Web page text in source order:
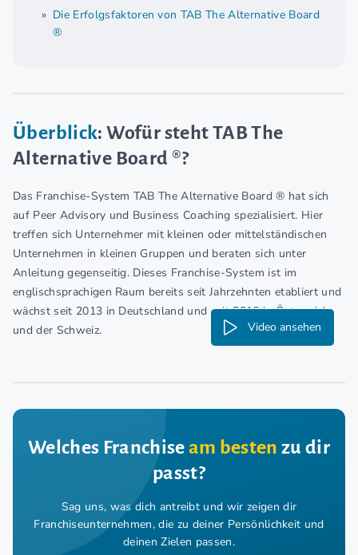
Die Erfolgsfaktoren von TAB The Alternative Board
®
Überblick: Wofür steht TAB The
Alternative Board ®?
Das Franchise-System TAB The Alternative Board ® hat sich
auf Peer Advisory und Business Coaching spezialisiert. Hier
treffen sich Unternehmer mit kleinen oder mittelständischen
Unternehmen in kleinen Gruppen und beraten sich unter
Anleitung gegenseitig. Dieses Franchise-System ist im
englischsprachigen Raum bereits seit Jahrzehnten etabliert und
wächst seit 2013 in Deutschland und seit 2016 in Österreich
und der Schweiz.
Video ansehen
Welches Franchiseam besten zu dir
passt?
Sag uns, was dich antreibt und wir zeigen dir
Franchiseunternehmen, die zu deiner Persönlichkeit und
deinen Zielen passen.